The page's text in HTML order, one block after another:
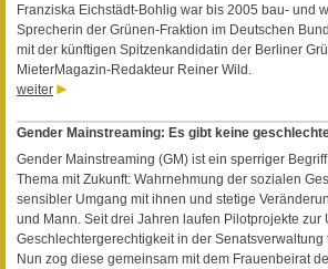
Franziska Eichstädt-Bohlig war bis 2005 bau- und
Sprecherin der Grünen-Fraktion im Deutschen
mit der künftigen Spitzenkandidatin der Berliner
MieterMagazin-Redakteur Reiner Wild.
weiter
Gender Mainstreaming: Es gibt keine
Gender Mainstreaming (GM) ist ein sperriger
Thema mit Zukunft: Wahrnehmung der sozialen
sensibler Umgang mit ihnen und stetige
und Mann. Seit drei Jahren laufen Pilotprojekte zur
Geschlechtergerechtigkeit in der Senatsverwaltung
Nun zog diese gemeinsam mit dem Frauenbeirat